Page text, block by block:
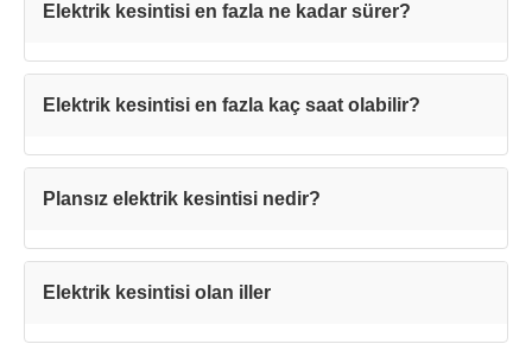
Elektrik kesintisi en fazla ne kadar sürer?
Elektrik kesintisi en fazla kaç saat olabilir?
Plansız elektrik kesintisi nedir?
Elektrik kesintisi olan iller
Teşekkürler!
Mesajınız başarıyla ulaştırıldı. En kısa
sürede sizinle iletişime geçilecektir.
Kapat